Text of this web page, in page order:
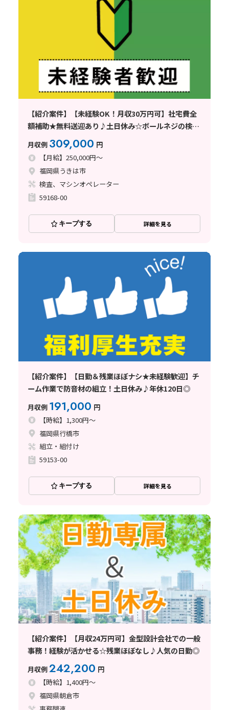
【紹介案件】【未経験OK！月収30万円可】社宅費全
額補助★無料送迎あり♪土日休み☆ボールネジの検査
◎大人数募集！
月収例 309,000 円
【月給】250,000円～
福岡県うきは市
検査、マシンオペレーター
59168-00
キープする 詳細を見る
【紹介案件】【日勤＆残業ほぼナシ★未経験歓迎】チ
ーム作業で防音材の組立！土日休み♪年休120日◎
月収例 191,000 円
【時給】1,300円～
福岡県行橋市
組立・組付け
59153-00
キープする 詳細を見る
【紹介案件】【月収24万円可】金型設計会社での一般
事務！経験が活かせる☆残業ほぼなし♪人気の日勤◎
月収例242,200 円
【時給】1,400円～
福岡県朝倉市